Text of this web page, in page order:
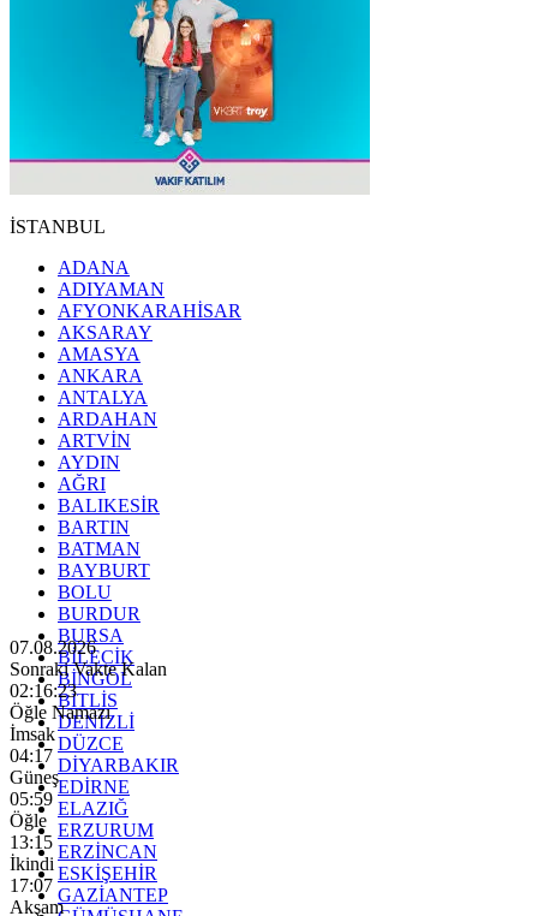
İSTANBUL
ADANA
ADIYAMAN
AFYONKARAHİSAR
AKSARAY
AMASYA
ANKARA
ANTALYA
ARDAHAN
ARTVİN
AYDIN
AĞRI
BALIKESİR
BARTIN
BATMAN
BAYBURT
BOLU
BURDUR
BURSA
BİLECİK
BİNGÖL
BİTLİS
DENİZLİ
DÜZCE
DİYARBAKIR
EDİRNE
ELAZIĞ
ERZURUM
ERZİNCAN
ESKİŞEHİR
GAZİANTEP
07.08.2026
Sonraki Vakte Kalan
02:16:21
Öğle Namazı
İmsak
04:17
Güneş
05:59
Öğle
13:15
İkindi
17:07
Akşam